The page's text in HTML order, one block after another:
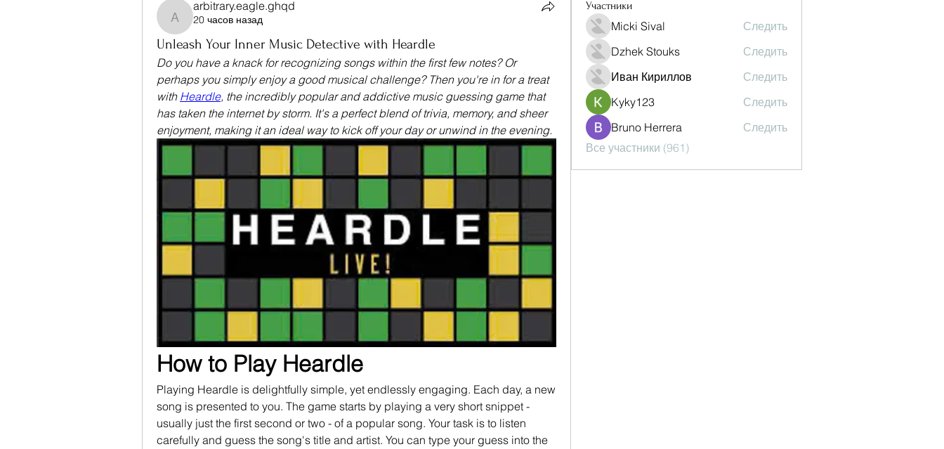
arbitrary.eagle.ghqd
arbitrary.eagle.ghqd
20 часов назад
Unleash Your Inner Music Detective with Heardle
Do you have a knack for recognizing songs within the first few notes? Or
perhaps you simply enjoy a good musical challenge? Then you're in for a treat
with Heardle, the incredibly popular and addictive music guessing game that
has taken the internet by storm. It's a perfect blend of trivia, memory, and sheer
enjoyment, making it an ideal way to kick off your day or unwind in the evening.
How to Play Heardle
Playing Heardle is delightfully simple, yet endlessly engaging. Each day, a new
song is presented to you. The game starts by playing a very short snippet -
usually just the first second or two - of a popular song. Your task is to listen
carefully and guess the song's title and artist. You can type your guess into the
Участники
Micki Sival
Следить
Dzhek Stouks
Следить
Иван Кириллов
Следить
Kyky123
Следить
Bruno Herrera
Следить
Все участники (961)